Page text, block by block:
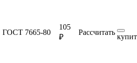
ГОСТ 7665-80
105
₽
Рассчитать